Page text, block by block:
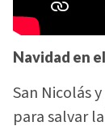
Navidad en
San Nicolás
para salvar